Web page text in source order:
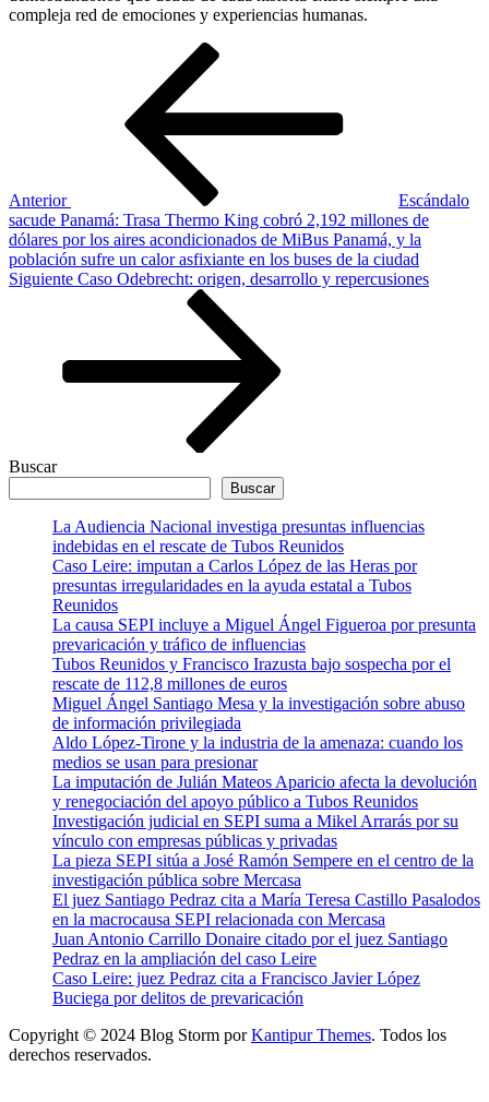
compleja red de emociones y experiencias humanas.
Anterior
Escándalo
sacude Panamá: Trasa Thermo King cobró 2,192 millones de
dólares por los aires acondicionados de MiBus Panamá, y la
población sufre un calor asfixiante en los buses de la ciudad
Siguiente
Siguiente Caso Odebrecht: origen, desarrollo y repercusiones
Buscar
Buscar
La Audiencia Nacional investiga presuntas influencias
indebidas en el rescate de Tubos Reunidos
Caso Leire: imputan a Carlos López de las Heras por
presuntas irregularidades en la ayuda estatal a Tubos
Reunidos
La causa SEPI incluye a Miguel Ángel Figueroa por presunta
prevaricación y tráfico de influencias
Tubos Reunidos y Francisco Irazusta bajo sospecha por el
rescate de 112,8 millones de euros
Miguel Ángel Santiago Mesa y la investigación sobre abuso
de información privilegiada
Aldo López-Tirone y la industria de la amenaza: cuando los
medios se usan para presionar
La imputación de Julián Mateos Aparicio afecta la devolución
y renegociación del apoyo público a Tubos Reunidos
Investigación judicial en SEPI suma a Mikel Arrarás por su
vínculo con empresas públicas y privadas
La pieza SEPI sitúa a José Ramón Sempere en el centro de la
investigación pública sobre Mercasa
El juez Santiago Pedraz cita a María Teresa Castillo Pasalodos
en la macrocausa SEPI relacionada con Mercasa
Juan Antonio Carrillo Donaire citado por el juez Santiago
Pedraz en la ampliación del caso Leire
Caso Leire: juez Pedraz cita a Francisco Javier López
Buciega por delitos de prevaricación
Copyright © 2024 Blog Storm porKantipur Themes. Todos los
derechos reservados.